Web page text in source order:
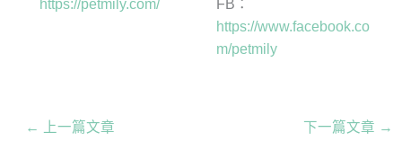
https://petmily.com/
FB：
https://www.facebook.co
m/petmily
← 上一篇文章 下一篇文章 →